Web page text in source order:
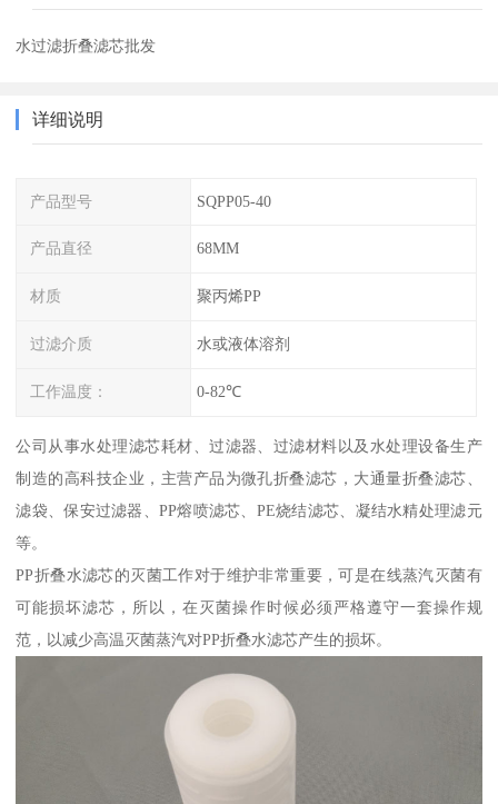
水过滤折叠滤芯批发
详细说明
产品型号 SQPP05-40
产品直径 68MM
材质 聚丙烯PP
过滤介质 水或液体溶剂
工作温度： 0-82℃
公司从事水处理滤芯耗材、过滤器、过滤材料以及水处理设备生产
制造的高科技企业，主营产品为微孔折叠滤芯，大通量折叠滤芯、
滤袋、保安过滤器、PP熔喷滤芯、PE烧结滤芯、凝结水精处理滤元
等。
PP折叠水滤芯的灭菌工作对于维护非常重要，可是在线蒸汽灭菌有
可能损坏滤芯，所以，在灭菌操作时候必须严格遵守一套操作规
范，以减少高温灭菌蒸汽对PP折叠水滤芯产生的损坏。